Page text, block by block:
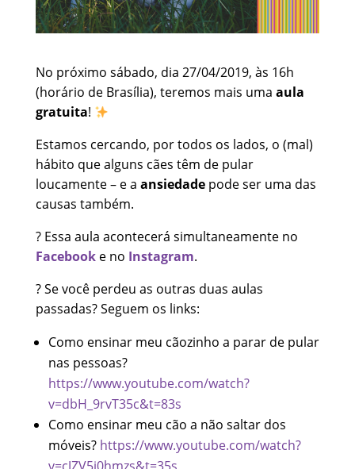
No próximo sábado, dia 27/04/2019, às 16h
(horário de Brasília), teremos mais uma aula
gratuita!
Estamos cercando, por todos os lados, o (mal)
hábito que alguns cães têm de pular
loucamente – e a ansiedadepode ser uma das
causas também.
? Essa aula acontecerá simultaneamente no
Facebooke no Instagram.
? Se você perdeu as outras duas aulas
passadas? Seguem os links:
Como ensinar meu cãozinho a parar de pular
nas pessoas?
https://www.youtube.com/watch?
v=dbH_9rvT35c&t=83s
Como ensinar meu cão a não saltar dos
móveis? https://www.youtube.com/watch?